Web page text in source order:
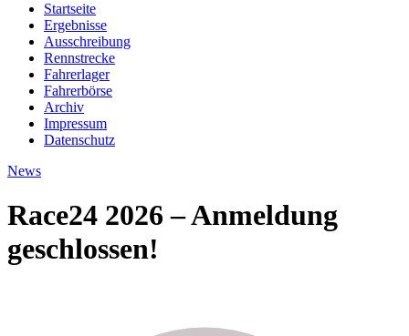
springen
(Enter
drücken)
Startseite
Ergebnisse
Ausschreibung
Rennstrecke
Fahrerlager
Fahrerbörse
Archiv
Impressum
Datenschutz
News
Race24 2026 – Anmeldung
geschlossen!